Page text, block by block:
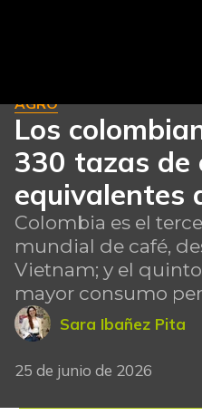
AGRO
Los
330 tazas de
equivalentes
Colombia es el
mundial de café,
Vietnam; y el
mayor consumo
Sara Ibañez Pita
25 de junio de 2026